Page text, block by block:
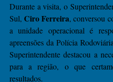
Durante a visita, o
Sul, Ciro Ferreira, conversou
a unidade operacional é
apreensões da Polícia
Superintendente destacou a
para a região, o que
resultados.